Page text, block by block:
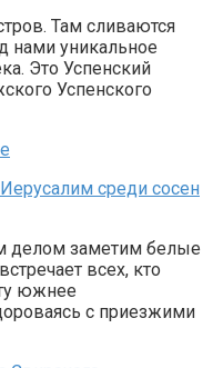
Там сливаются
нами уникальное
Это Успенский
Успенского
среди сосен
делом заметим белые
всех, кто
южнее
с приезжими